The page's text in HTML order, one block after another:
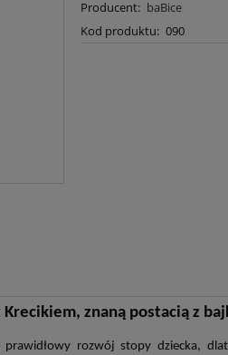
Producent: baBice
Kod produktu: 090
znaną postacią z
rozwój stopy dziecka,